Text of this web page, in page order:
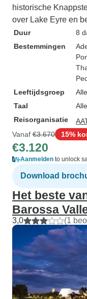
historische
over Lake Eyre en
Duur
8
Bestemmingen
Leeftijdsgroep
Taal
Reisorganisatie
Vanaf €3.670 15%
€3.120
Aanmelden to unlock
Download
Het beste
Barossa
3,0 (1